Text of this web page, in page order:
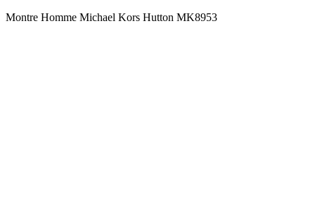
Montre Homme Michael Kors Hutton MK8953